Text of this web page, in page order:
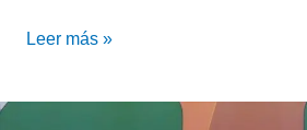
Leer más »